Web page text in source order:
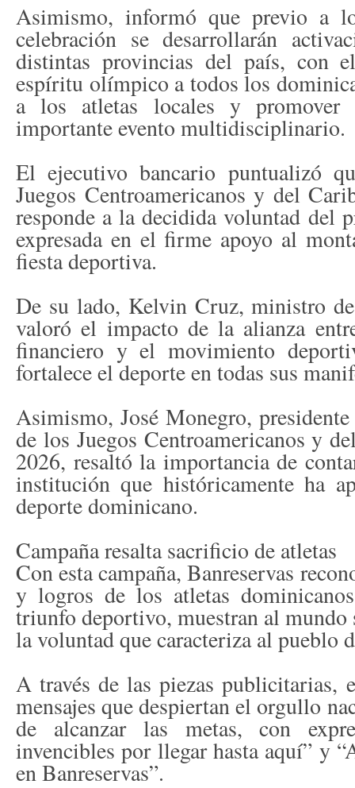
Asimismo, informó que previo a
celebración se desarrollarán
distintas provincias del país, con
espíritu olímpico a todos los
a los atletas locales y promover
importante evento multidisciplinario.
El ejecutivo bancario puntualizó
Juegos Centroamericanos y del
responde a la decidida voluntad del
expresada en el firme apoyo al
fiesta deportiva.
De su lado, Kelvin Cruz, ministro
valoró el impacto de la alianza
financiero y el movimiento
fortalece el deporte en todas sus
Asimismo, José Monegro,
de los Juegos Centroamericanos y
2026, resaltó la importancia de
institución que históricamente ha
deporte dominicano.
Campaña resalta sacrificio de atletas
Con esta campaña, Banreservas
y logros de los atletas
triunfo deportivo, muestran al mundo
la voluntad que caracteriza al pueblo
A través de las piezas publicitarias,
mensajes que despiertan el orgullo
de alcanzar las metas, con
invencibles por llegar hasta aquí” y
en Banreservas”.